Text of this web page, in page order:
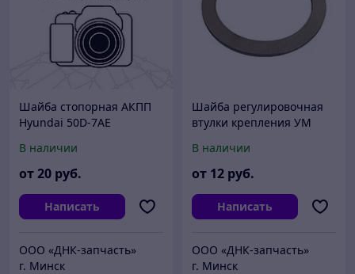
Шайба стопорная АКПП
Hyundai 50D-7AE
В наличии
от20 руб.
Написать
ООО «ДНК-запчасть»
г. Минск
Шайба регулировочная
втулки крепления УМ
(81HA50161)
В наличии
от 12 руб.
Написать
ООО «ДНК-запчасть»
г. Минск